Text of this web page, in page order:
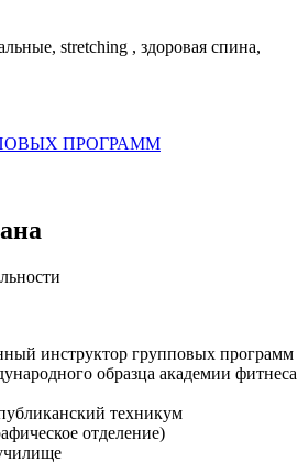
stretching , здоровая спина,
ПРОГРАММ
инструктор групповых программ
образца академии фитнеса
техникум
отделение)